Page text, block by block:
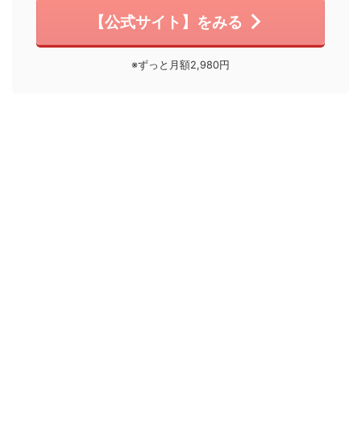
【公式サイト】をみる
※ずっと月額2,980円